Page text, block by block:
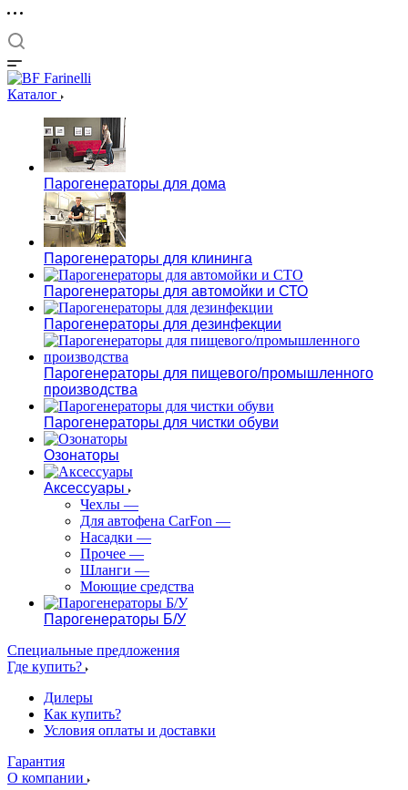
Каталог
Парогенераторы для дома
Парогенераторы для клининга
Парогенераторы для автомойки и СТО
Парогенераторы для дезинфекции
Парогенераторы для пищевого/промышленного
производства
Парогенераторы для чистки обуви
Озонаторы
Аксессуары
Чехлы —
Для автофена CarFon —
Насадки —
Прочее —
Шланги —
Моющие средства
Парогенераторы Б/У
Специальные предложения
Где купить?
Дилеры
Как купить?
Условия оплаты и доставки
Гарантия
О компании